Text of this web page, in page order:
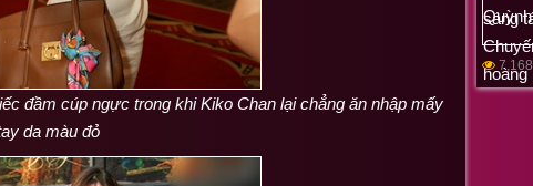
đầm cúp ngực trong khi Kiko Chan lại chẳng ăn nhập mấy
da màu đỏ
7,168